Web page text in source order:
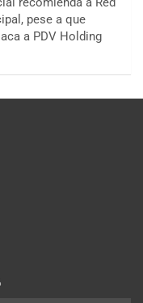
pese a que
a PDV Holding